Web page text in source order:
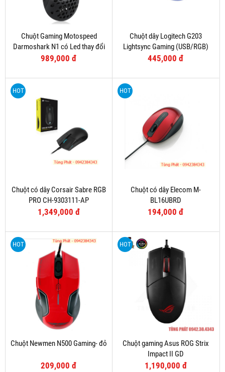
Chuột Gaming Motospeed
Darmoshark N1 có Led thay đổi
theo DPI
989,000 đ
Chuột dây Logitech G203
Lightsync Gaming (USB/RGB)
Tím
445,000 đ
HOT
Chuột có dây Corsair Sabre RGB
PRO CH-9303111-AP
1,349,000 đ
HOT
Chuột có dây Elecom M-
BL16UBRD
194,000 đ
HOT
Chuột Newmen N500 Gaming- đỏ
209,000 đ
HOT
Chuột gaming Asus ROG Strix
Impact II GD
1,190,000 đ